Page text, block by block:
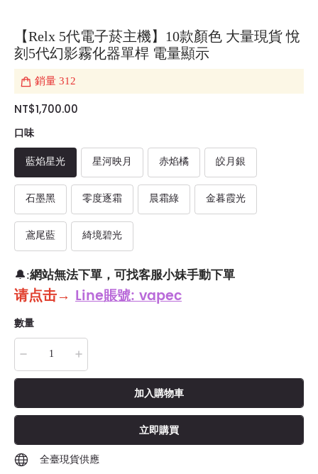
【Relx 5代電子菸主機】10款顏色 大量現貨 悅
刻5代幻影霧化器單桿 電量顯示
銷量 312
NT$1,700.00
口味
藍焰星光 星河映月 赤焰橘 皎月銀
石墨黑 零度逐霜 晨霜綠 金暮霞光
鳶尾藍 綺境碧光
🔔:網站無法下單，可找客服小妹手動下單
请点击→ Line賬號: vapec
數量
加入購物車
立即購買
全臺現貨供應